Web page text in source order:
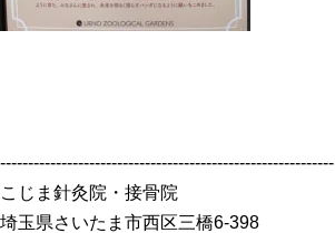
------------------------------------------------------------
こじま針灸院・接骨院
埼玉県さいたま市西区三橋6-398